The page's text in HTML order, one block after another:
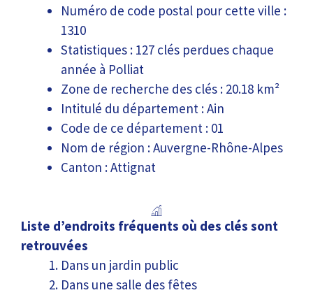
Numéro de code postal pour cette ville :
1310
Statistiques : 127 clés perdues chaque
année à Polliat
Zone de recherche des clés : 20.18 km²
Intitulé du département : Ain
Code de ce département : 01
Nom de région : Auvergne-Rhône-Alpes
Canton : Attignat
Liste d’endroits fréquents où des clés sont
retrouvées
Dans un jardin public
Dans une salle des fêtes